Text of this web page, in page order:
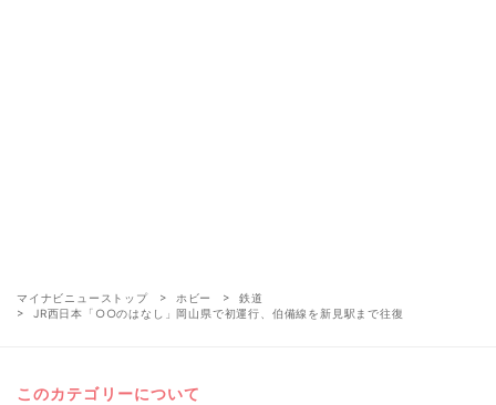
マイナビニューストップ ホビー
鉄道
JR西日本「○○のはなし」岡山県で初運行、伯備線を新見駅まで往復
このカテゴリーについて